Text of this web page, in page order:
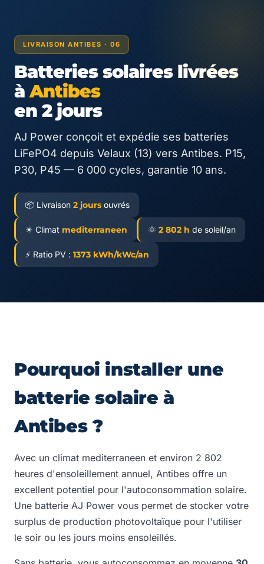
LIVRAISON ANTIBES · 06
Batteries solaires livrées
àAntibes
en 2 jours
AJ Power conçoit et expédie ses batteries
LiFePO4 depuis Velaux (13) vers Antibes. P15,
P30, P45 — 6 000 cycles, garantie 10 ans.
📦 Livraison 2 jours ouvrés
☀ Climat mediterraneen 🌞 2 802 h de soleil/an
⚡ Ratio PV : 1373 kWh/kWc/an
Pourquoi installer une
batterie solaire à
Antibes ?
Avec un climat mediterraneen et environ 2 802
heures d'ensoleillement annuel, Antibes offre un
excellent potentiel pour l'autoconsommation solaire.
Une batterie AJ Power vous permet de stocker votre
surplus de production photovoltaïque pour l'utiliser
le soir ou les jours moins ensoleillés.